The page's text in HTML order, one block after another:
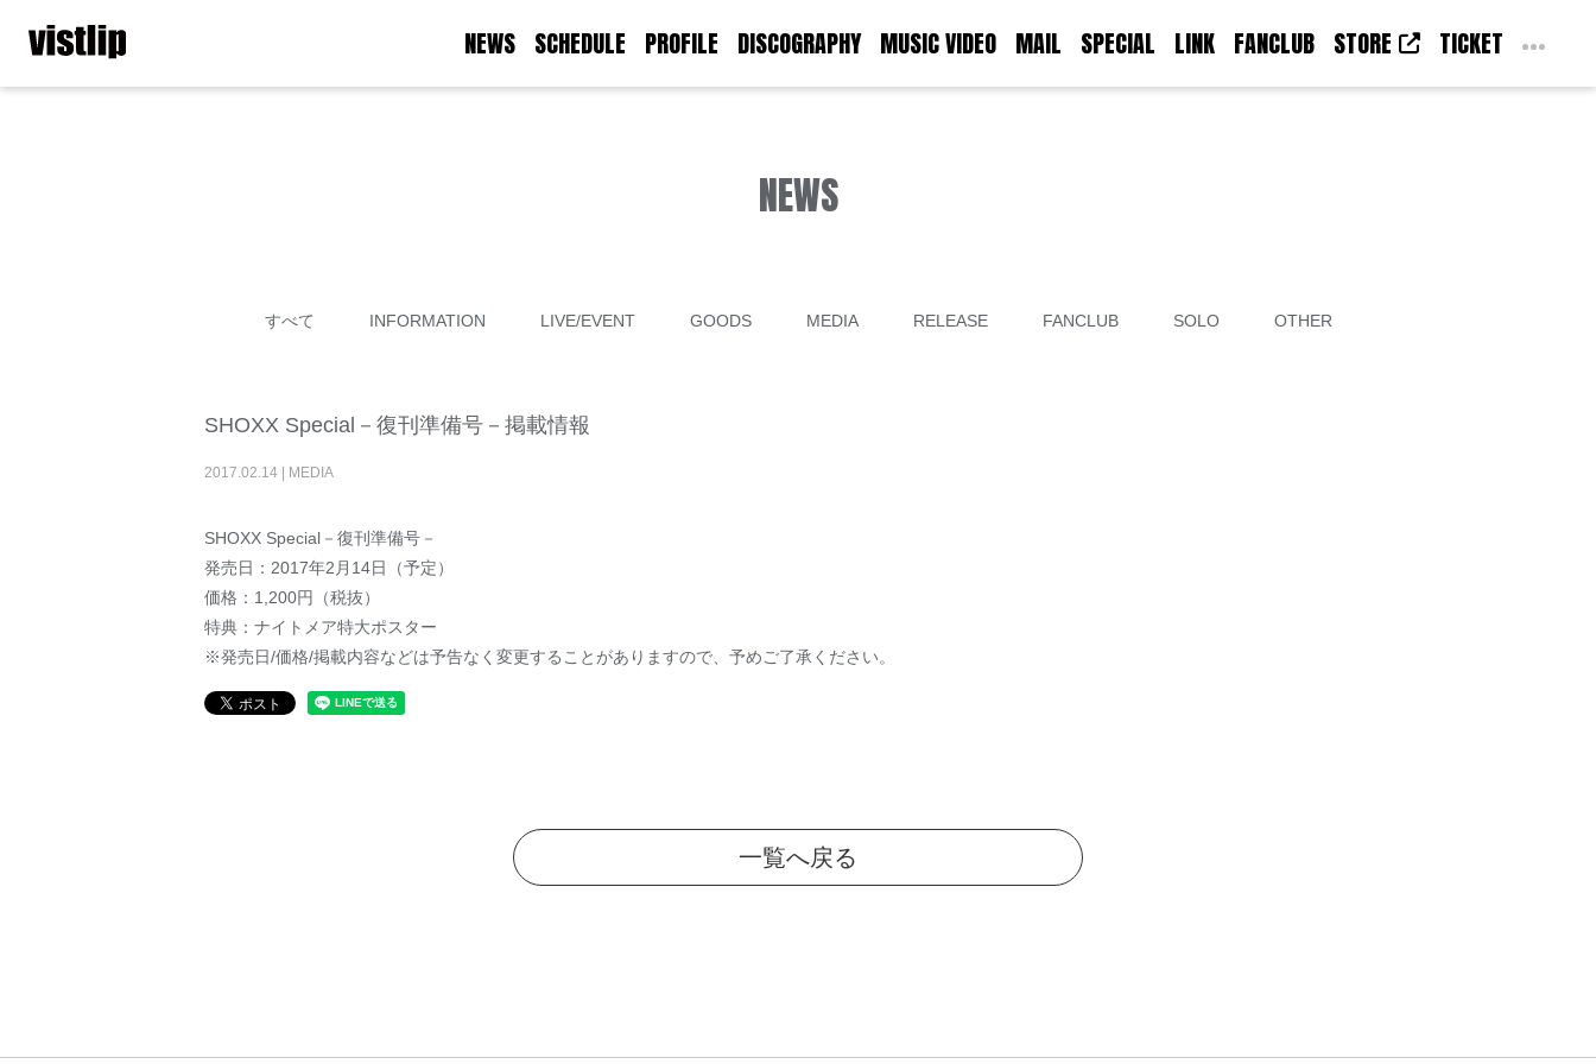
NEWS SCHEDULE PROFILE DISCOGRAPHY MUSIC VIDEO MAIL SPECIAL LINK FANCLUB STORE TICKET
NEWS
すべて INFORMATION LIVE/EVENT GOODS MEDIA RELEASE FANCLUB SOLO OTHER
SHOXX Special－復刊準備号－掲載情報
2017.02.14 MEDIA
SHOXX Special－復刊準備号－
発売日：2017年2月14日（予定）
価格：1,200円（税抜）
特典：ナイトメア特大ポスター
※発売日/価格/掲載内容などは予告なく変更することがありますので、予めご了承ください。
一覧へ戻る